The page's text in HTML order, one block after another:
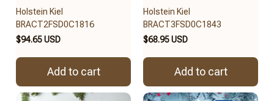
Holstein Kiel
BRACT2FSD0C1816
$94.65 USD
Add to cart
Holstein Kiel
BRACT3FSD0C1843
$68.95 USD
Add to cart